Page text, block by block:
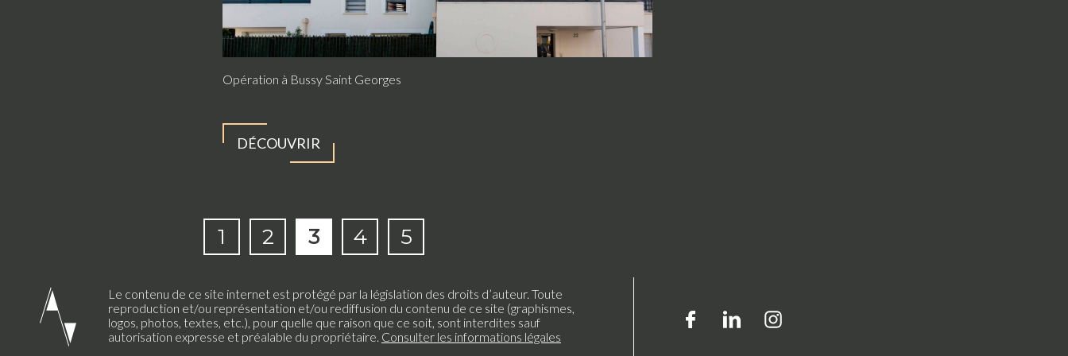
Opération à Bussy Saint Georges
DÉCOUVRIR
1 2 3 4 5
Le contenu de ce site internet est protégé par la législation des droits d’auteur. Toute
reproduction et/ou représentation et/ou rediffusion du contenu de ce site (graphismes,
logos, photos, textes, etc.), pour quelle que raison que ce soit, sont interdites sauf
autorisation expresse et préalable du propriétaire. Consulter les informations légales